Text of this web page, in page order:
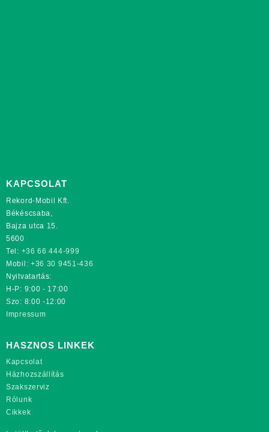
KAPCSOLAT
Rekord-Mobil Kft.
Békéscsaba,
Bajza utca 15.
5600
Tel: +36 66 444-999
Mobil: +36 30 9451-436
Nyitvatartás:
H-P: 9:00 - 17:00
Szo: 8:00 -12:00
Impressum
HASZNOS LINKEK
Kapcsolat
Házhozszállítás
Szakszerviz
Rólunk
Cikkek